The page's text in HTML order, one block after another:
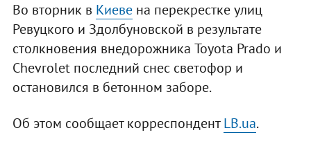
Во вторник в Киевена перекрестке улиц
Ревуцкого и Здолбуновской в результате
столкновения внедорожника Toyota Prado и
Chevrolet последний снес светофор и
остановился в бетонном заборе.
Об этом сообщает корреспондентLB.ua.